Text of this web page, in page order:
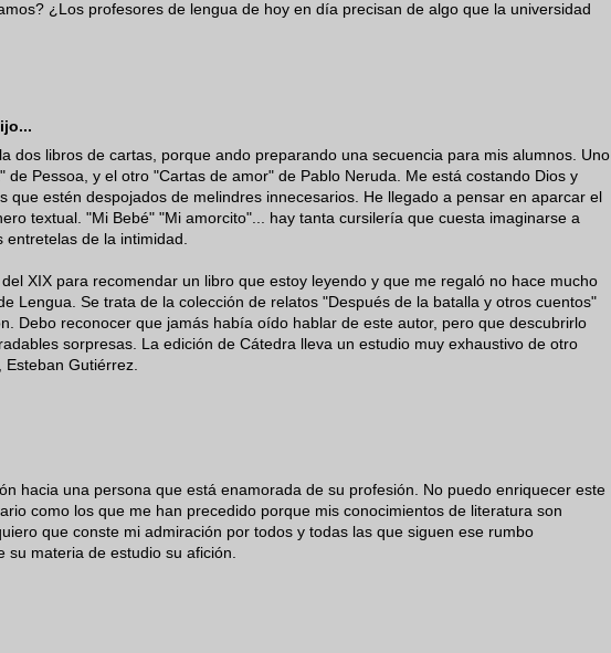
¿Los profesores de lengua de hoy en día precisan de algo que la universidad
dos libros de cartas, porque ando preparando una secuencia para mis alumnos. Uno
de Pessoa, y el otro "Cartas de amor" de Pablo Neruda. Me está costando Dios y
que estén despojados de melindres innecesarios. He llegado a pensar en aparcar el
textual. "Mi Bebé" "Mi amorcito"... hay tanta cursilería que cuesta imaginarse a
de la intimidad.
XIX para recomendar un libro que estoy leyendo y que me regaló no hace mucho
Lengua. Se trata de la colección de relatos "Después de la batalla y otros cuentos"
Debo reconocer que jamás había oído hablar de este autor, pero que descubrirlo
sorpresas. La edición de Cátedra lleva un estudio muy exhaustivo de otro
Gutiérrez.
hacia una persona que está enamorada de su profesión. No puedo enriquecer este
como los que me han precedido porque mis conocimientos de literatura son
que conste mi admiración por todos y todas las que siguen ese rumbo
su materia de estudio su afición.